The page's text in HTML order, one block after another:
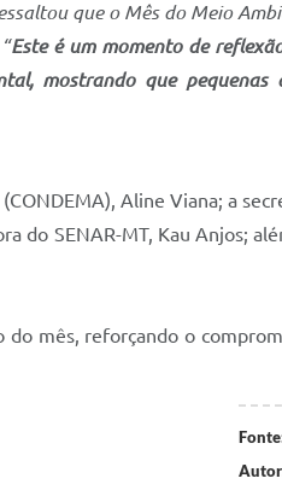
que o Mês do Meio
Este é um momento de
mostrando que pequenas
Aline Viana; a
do SENAR-MT, Kau Anjos;
mês, reforçando o